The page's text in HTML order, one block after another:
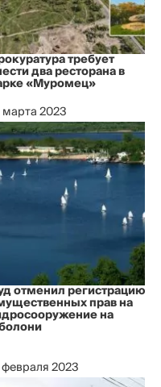
требует
два ресторана в
«Муромец»
марта 2023
отменил регистрацию
прав на
на
февраля 2023